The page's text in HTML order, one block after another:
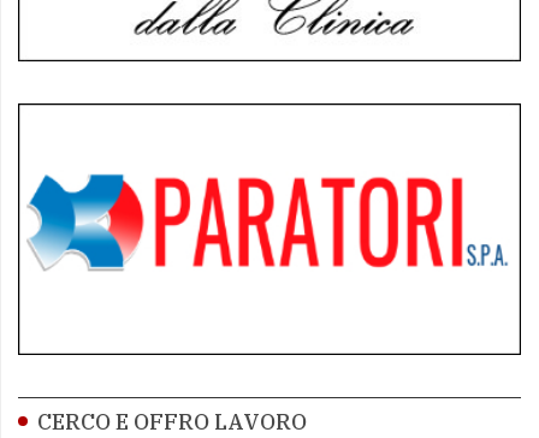
CERCO E OFFRO LAVORO